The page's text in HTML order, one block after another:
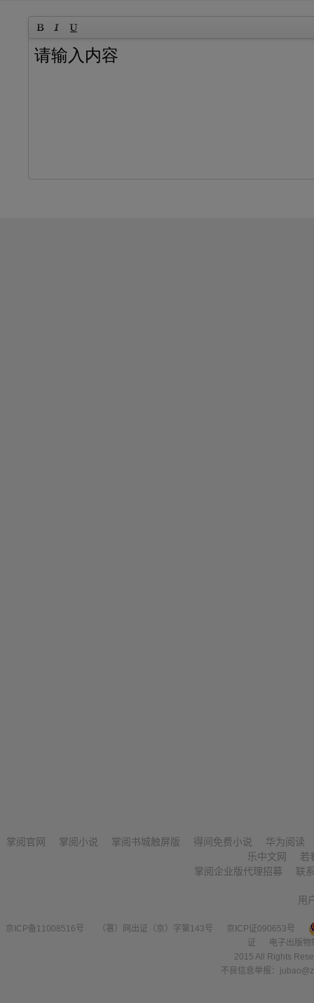
掌阅官网 掌阅小说 掌阅书城触屏版 得间免费小说
华为阅读
乐中文网
若
掌阅企业版代理招募
联
用
京ICP备11008516号 （署）网出证（京）字第143号
京ICP证090653号
证
电子出版
2015 All Rights
不良信息举报：